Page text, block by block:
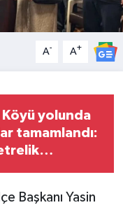
A- A+
Köyü yolunda
tamamlandı:
Başkanı Yasin